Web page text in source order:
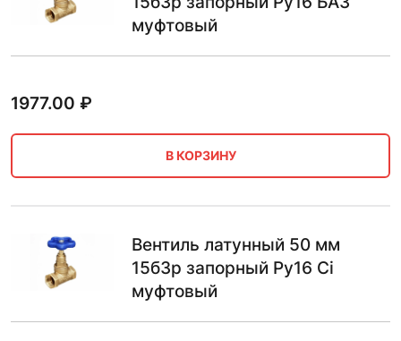
муфтовый
1977.00 ₽
В КОРЗИНУ
Вентиль латунный 50 мм
15б3р запорный Ру16 Ci
муфтовый